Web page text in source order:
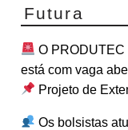
Futura
O PRODUTEC
está com vaga
Projeto de
Os bolsistas